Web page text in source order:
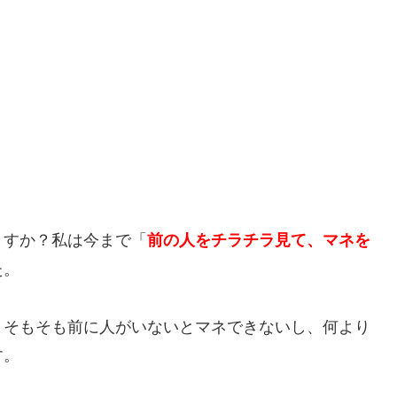
か？私は今まで「前の人をチラチラ見て、マネを
もそも前に人がいないとマネできないし、何より